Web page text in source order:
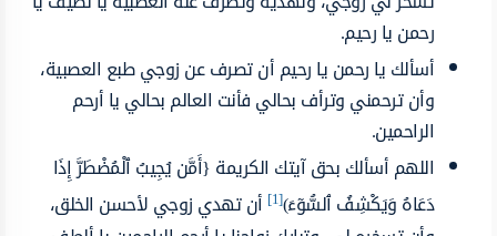
رحمن يا رحيم.
أسألك يا رحمن يا رحيم أن تصرف عن زوجي طبع العصبية،
وأن ترحمني وترأف بحالي فأنت العالم بحالي يا أرحم
الراحمين.
اللهم أسألك بحق آيتك الكريمة {أَمَّن يُجِيبُ ٱلْمُضْطَرَّ إِذَا
دَعَاهُ وَيَكْشِفُ ٱلسُّوٓءَ)[1] أن تهدي زوجي لأحسن الخلق،